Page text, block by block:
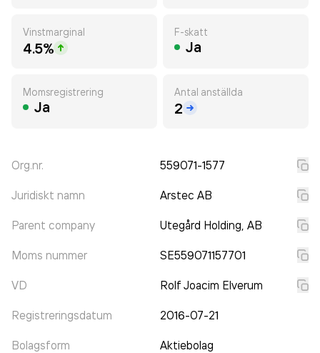
Vinstmarginal
4.5%
F-skatt
Ja
Momsregistrering
Ja
Antal anställda
2
Org.nr. 559071-1577
Juridiskt namn Arstec AB
Parent company Utegård Holding, AB
Moms nummer SE559071157701
VD Rolf Joacim Elverum
Registreringsdatum 2016-07-21
Bolagsform Aktiebolag